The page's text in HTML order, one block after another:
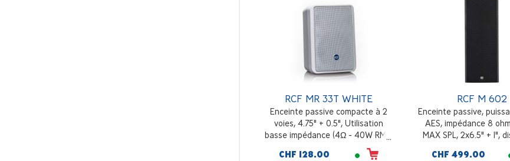
RCF MR 33T WHITE
Enceinte passive compacte à 2
voies, 4.75" + 0.5", Utilisation
basse impédance (4Ω - 40W RMS)
et 100V, dispersion 110° x 100°,
Accessoire de montage orientable
CHF 128.00
RCF M 602
Enceinte passive,
AES, impédance 8
MAX SPL, 2x6.5" + 1",
CHF 499.00